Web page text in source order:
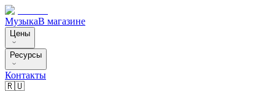
МузыкаВ магазине
Цены
Ресурсы
Контакты
🇷🇺